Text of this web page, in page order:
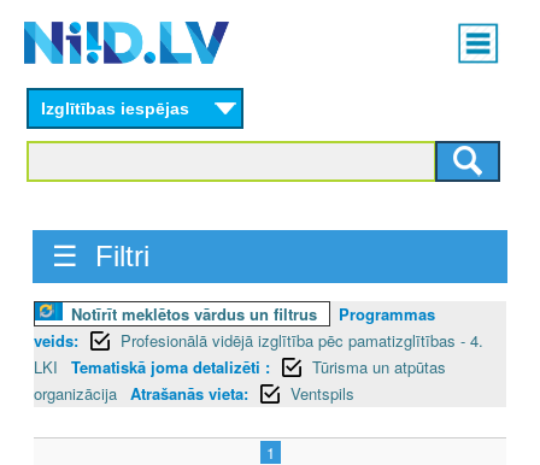
content
Main
menu
Izglītības iespējas
☰ Filtri
Notīrīt meklētos vārdus un filtrus
Programmas
veids:
Profesionālā vidējā izglītība pēc pamatizglītības - 4.
LKI
Tematiskā joma detalizēti :
Tūrisma un atpūtas
organizācija Atrašanās vieta: Ventspils
1